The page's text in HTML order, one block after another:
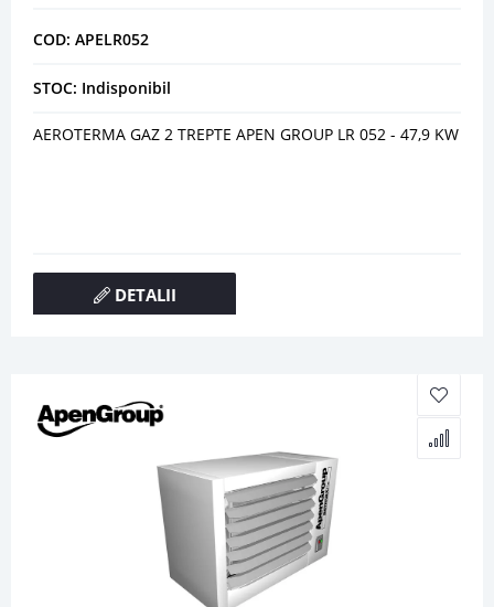
COD: APELR052
STOC: Indisponibil
AEROTERMA GAZ 2 TREPTE APEN GROUP LR 052 - 47,9 KW
DETALII